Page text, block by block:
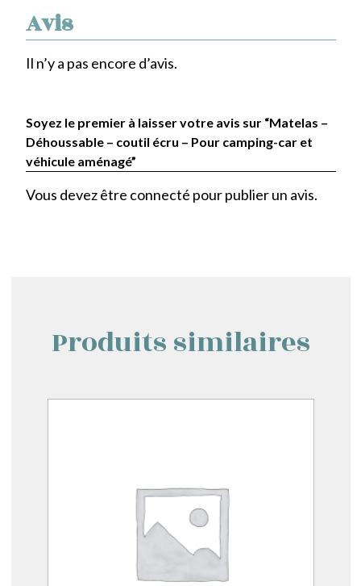
Avis
Il n’y a pas encore d’avis.
Soyez le premier à laisser votre avis sur “Matelas –
Déhoussable – coutil écru – Pour camping-car et
véhicule aménagé”
Vous devez être connecté pour publier un avis.
Produits similaires